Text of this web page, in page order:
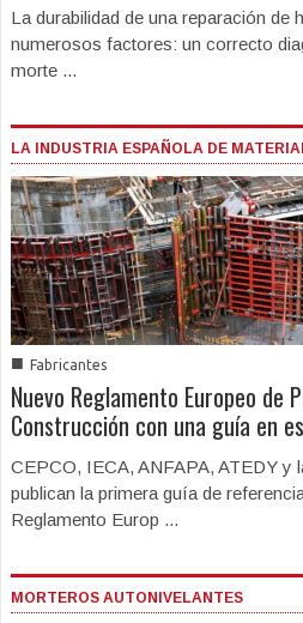
La durabilidad de una reparación de
numerosos factores: un correcto
morte ...
LA INDUSTRIA ESPAÑOLA DE
■ Fabricantes
Nuevo Reglamento Europeo de
Construcción con una guía en
CEPCO, IECA, ANFAPA, ATEDY y
publican la primera guía de
Reglamento Europ ...
MORTEROS AUTONIVELANTES